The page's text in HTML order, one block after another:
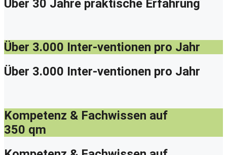
Über 30 Jahre praktische Erfahrung
Über 3.000 Inter-ventionen pro Jahr
Über 3.000 Inter-ventionen pro Jahr
Kompetenz & Fachwissen auf
350 qm